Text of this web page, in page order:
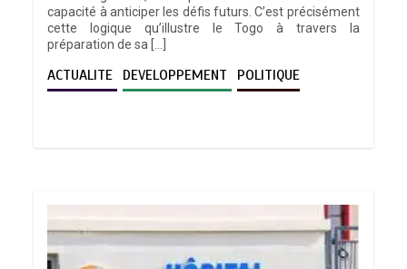
capacité à anticiper les défis futurs. C’est précisément
cette logique qu’illustre le Togo à travers la
préparation de sa […]
ACTUALITE DEVELOPPEMENT POLITIQUE